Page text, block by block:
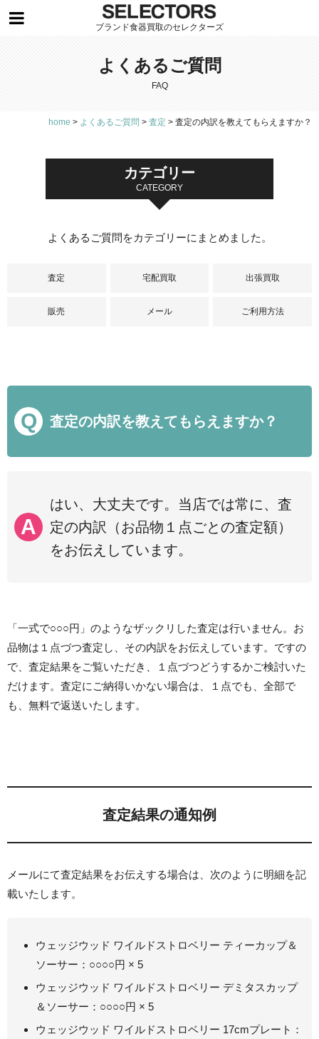
ブランド食器買取のセレクターズ
よくあるご質問
FAQ
home > よくあるご質問 > 査定 > 査定の内訳を教えてもらえますか？
カテゴリー
CATEGORY
よくあるご質問をカテゴリーにまとめました。
査定 宅配買取 出張買取
販売 メール ご利用方法
査定の内訳を教えてもらえますか？
はい、大丈夫です。当店では常に、査
定の内訳（お品物１点ごとの査定額）
をお伝えしています。
「一式で○○○円」のようなザックリした査定は行いません。お
品物は１点づつ査定し、その内訳をお伝えしています。ですの
で、査定結果をご覧いただき、１点づつどうするかご検討いた
だけます。査定にご納得いかない場合は、１点でも、全部で
も、無料で返送いたします。
査定結果の通知例
メールにて査定結果をお伝えする場合は、次のように明細を記
載いたします。
ウェッジウッド ワイルドストロベリー ティーカップ＆
ソーサー：○○○○円 × 5
ウェッジウッド ワイルドストロベリー デミタスカップ
＆ソーサー：○○○○円 × 5
ウェッジウッド ワイルドストロベリー 17cmプレート：